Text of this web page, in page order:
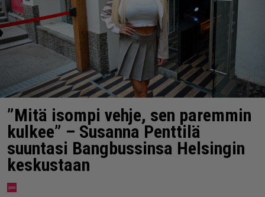
”Mitä isompi vehje, sen paremmin
kulkee” – Susanna Penttilä
suuntasi Bangbussinsa Helsingin
keskustaan